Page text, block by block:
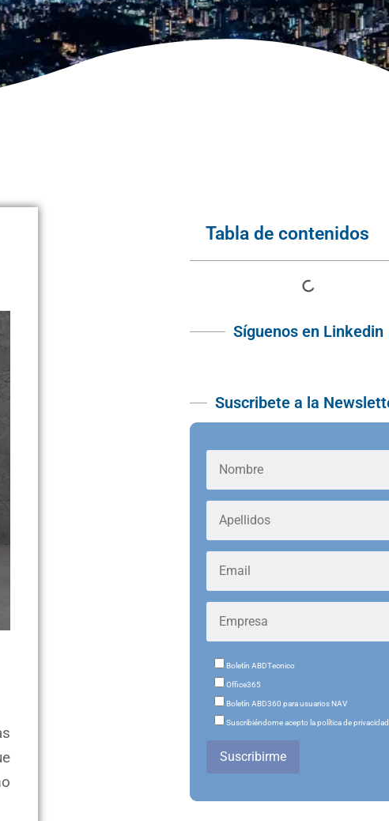
Tabla de contenidos
Síguenos en Linkedin
Suscribete a la
Boletín ABDTecnico
Office365
Boletín ABD360 para usuarios NAV
Suscribiéndome acepto la política de privacidad
Suscribirme